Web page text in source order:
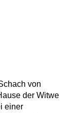
von
der Witwe
einer